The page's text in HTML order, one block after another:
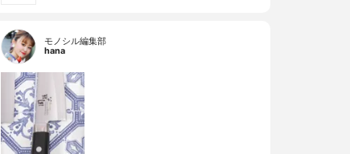
モノシル編集部
hana